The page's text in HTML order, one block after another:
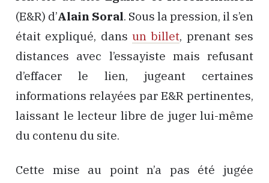
(E&R) d’Alain Soral. Sous la pression, il s’en
était expliqué, dans un billet, prenant ses
distances avec l’essayiste mais refusant
d’effacer le lien, jugeant certaines
informations relayées par E&R pertinentes,
laissant le lecteur libre de juger lui-même
du contenu du site.
Cette mise au point n’a pas été jugée